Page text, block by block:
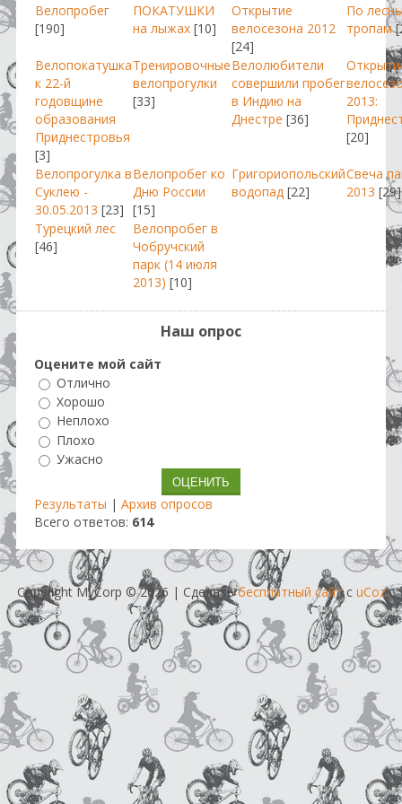
Велопробег
[190]
ПОКАТУШКИ
на лыжах [10]
Открытие
велосезона 2012
[24]
По
тропам
Велопокатушка
к 22-й
годовщине
образования
Приднестровья
[3]
Тренировочные
велопрогулки
[33]
Велолюбители
совершили пробег
в Индию на
Днестре [36]
2013:
[20]
Велопрогулка в
Суклею -
30.05.2013 [23]
Велопробег ко
Дню России
[15]
Григориопольский
водопад [22]
Свеча
2013 [29]
Турецкий лес
[46]
Велопробег в
Чобручский
парк (14 июля
2013) [10]
Наш опрос
Оцените мой сайт
Отлично
Хорошо
Неплохо
Плохо
Ужасно
Результаты | Архив опросов
Всего ответов: 614
Copyright MyCorp © 2026 | Сделатьбесплатный сайтс uCoz